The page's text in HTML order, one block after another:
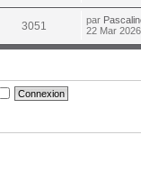
3051 par
22 Mar